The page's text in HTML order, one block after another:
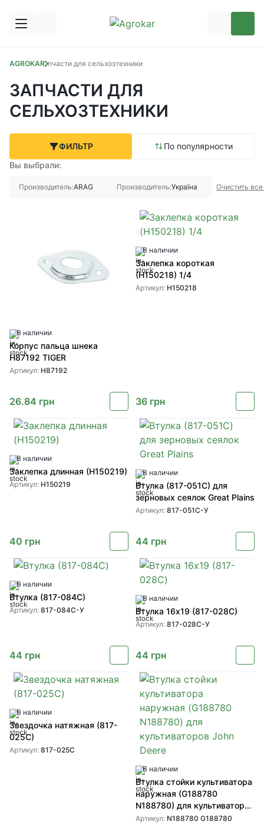
AGROKARЗапчасти для сельхозтехники
ЗАПЧАСТИ ДЛЯ
СЕЛЬХОЗТЕХНИКИ
ФИЛЬТР
По популярности
Вы выбрали:
Производитель:ARAG Производитель:Україна Очистить
В наличии
Корпус пальца шнека
H87192 TIGER
Артикул: H87192
26.84 грн
В наличии
Заклепка короткая
(H150218) 1/4
Артикул: H150218
36 грн
В наличии
Заклепка длинная (H150219)
Артикул: H150219
40 грн
В наличии
Втулка (817-051C) для
зерновых сеялок Great Plains
Артикул: 817-051C-У
44 грн
В наличии
Втулка (817-084C)
Артикул: 817-084C-У
44 грн
В наличии
Втулка 16х19 (817-028C)
Артикул: 817-028C-У
44 грн
В наличии
Звездочка натяжная (817-
025C)
Артикул: 817-025C
В наличии
Втулка стойки культиватора
наружная (G188780
N188780) для культиваторов
John Deere
Артикул: N188780 G188780